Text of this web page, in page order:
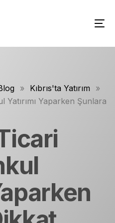
» Kıbrıs'ta Yatırım
»
Yatırımı Yaparken Şunlara